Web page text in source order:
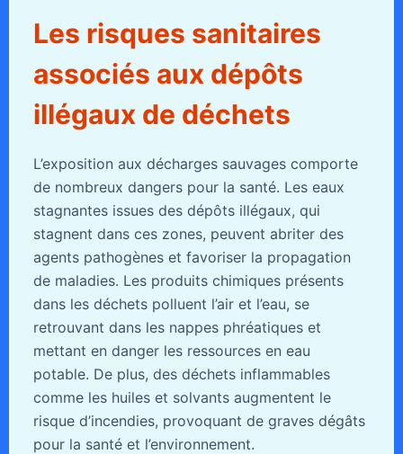
Les risques sanitaires
associés aux dépôts
illégaux de déchets
L’exposition aux décharges sauvages comporte
de nombreux dangers pour la santé. Les eaux
stagnantes issues des dépôts illégaux, qui
stagnent dans ces zones, peuvent abriter des
agents pathogènes et favoriser la propagation
de maladies. Les produits chimiques présents
dans les déchets polluent l’air et l’eau, se
retrouvant dans les nappes phréatiques et
mettant en danger les ressources en eau
potable. De plus, des déchets inflammables
comme les huiles et solvants augmentent le
risque d’incendies, provoquant de graves dégâts
pour la santé et l’environnement.